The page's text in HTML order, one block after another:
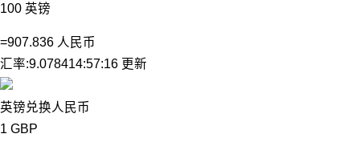
100 英镑
=907.836 人民币
汇率:9.078414:57:16 更新
英镑兑换人民币
1 GBP